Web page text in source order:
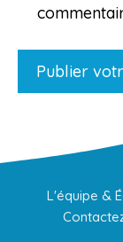
L'équipe &